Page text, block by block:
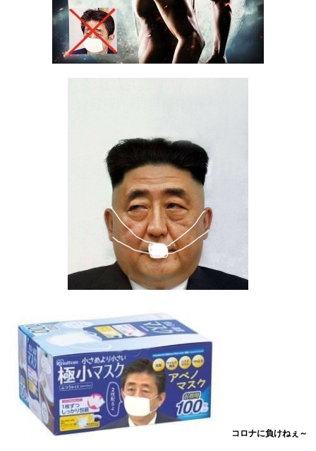
コロナに負けねぇ～